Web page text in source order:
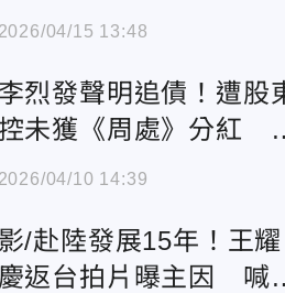
稅
2026/04/15 13:48
李烈發聲明追債！遭股
未獲《周處》分紅
告揭內幕
2026/04/10 14:39
影/赴陸發展15年！王耀
慶返台拍片曝主因 喊